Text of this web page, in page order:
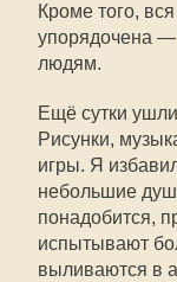
Кроме того,
упорядочена —
людям.
Ещё сутки
Рисунки,
игры. Я
небольшие
понадобится,
испытывают
выливаются в